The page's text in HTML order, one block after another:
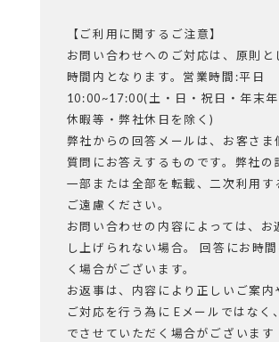
【ご利用に関するご注意】
お問い合わせへのご対応は、原則と
時間内となります。営業時間:平日
10:00~17:00(土・日・祝日・年末
休暇等・弊社休日を除く)
弊社からの回答メールは、お客さま
質問にお答えするものです。弊社の
一部または全部を転載、二次利用す
ご遠慮ください。
お問い合わせの内容によっては、お
し上げられない場合。 回答にお時
く場合がございます。
お返事は、内容により正しいご案内
ご対応を行う為に Eメールではなく
でさせていただく場合がございます